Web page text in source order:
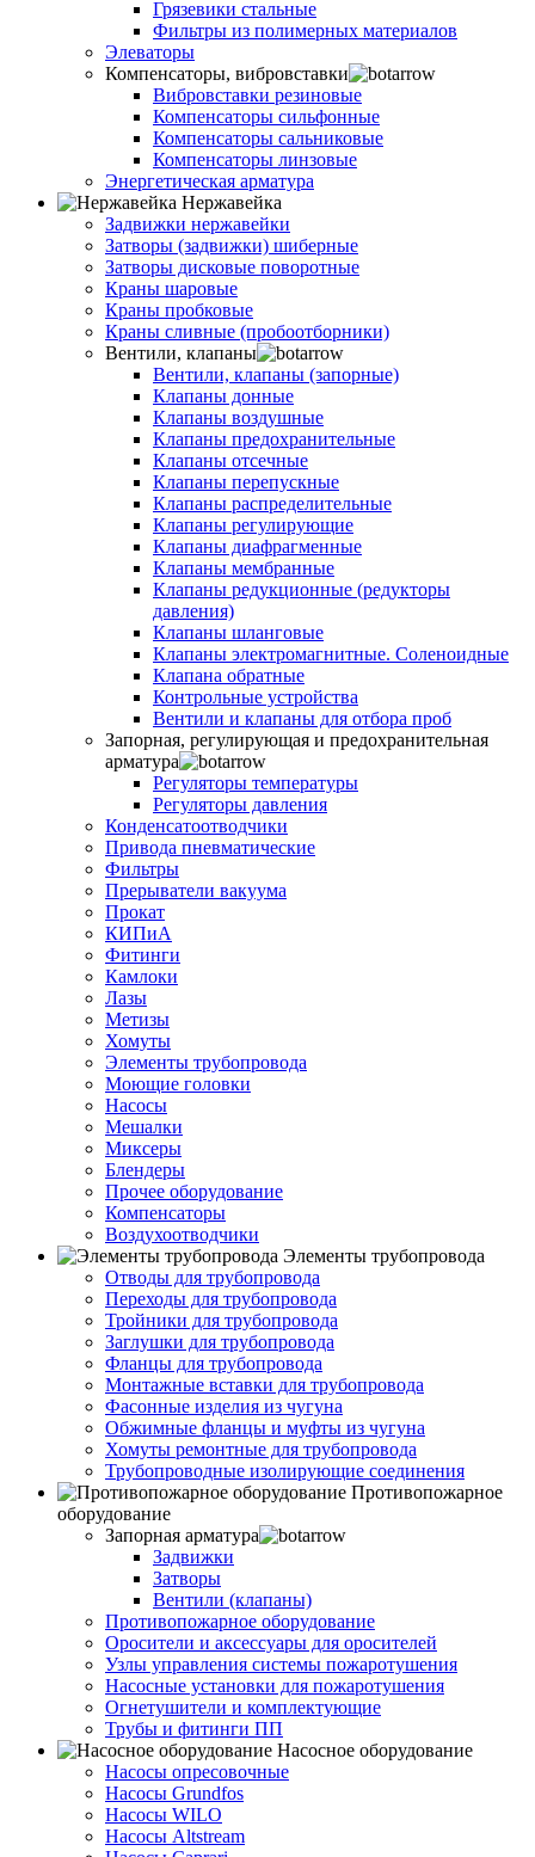
Грязевики стальные
Фильтры из полимерных материалов
Элеваторы
Компенсаторы, вибровставки
Вибровставки резиновые
Компенсаторы сильфонные
Компенсаторы сальниковые
Компенсаторы линзовые
Энергетическая арматура
Нержавейка
Задвижки нержавейки
Затворы (задвижки) шиберные
Затворы дисковые поворотные
Краны шаровые
Краны пробковые
Краны сливные (пробоотборники)
Вентили, клапаны
Вентили, клапаны (запорные)
Клапаны донные
Клапаны воздушные
Клапаны предохранительные
Клапаны отсечные
Клапаны перепускные
Клапаны распределительные
Клапаны регулирующие
Клапаны диафрагменные
Клапаны мембранные
Клапаны редукционные (редукторы
давления)
Клапаны шланговые
Клапаны электромагнитные. Соленоидные
Клапана обратные
Контрольные устройства
Вентили и клапаны для отбора проб
Запорная, регулирующая и предохранительная
арматура
Регуляторы температуры
Регуляторы давления
Конденсатоотводчики
Привода пневматические
Фильтры
Прерыватели вакуума
Прокат
КИПиА
Фитинги
Камлоки
Лазы
Метизы
Хомуты
Элементы трубопровода
Моющие головки
Насосы
Мешалки
Миксеры
Блендеры
Прочее оборудование
Компенсаторы
Воздухоотводчики
Элементы трубопровода
Отводы для трубопровода
Переходы для трубопровода
Тройники для трубопровода
Заглушки для трубопровода
Фланцы для трубопровода
Монтажные вставки для трубопровода
Фасонные изделия из чугуна
Обжимные фланцы и муфты из чугуна
Хомуты ремонтные для трубопровода
Трубопроводные изолирующие соединения
Противопожарное
оборудование
Запорная арматура
Задвижки
Затворы
Вентили (клапаны)
Противопожарное оборудование
Оросители и аксессуары для оросителей
Узлы управления системы пожаротушения
Насосные установки для пожаротушения
Огнетушители и комплектующие
Трубы и фитинги ПП
Насосное оборудование
Насосы опресовочные
Насосы Grundfos
Насосы WILO
Насосы Altstream